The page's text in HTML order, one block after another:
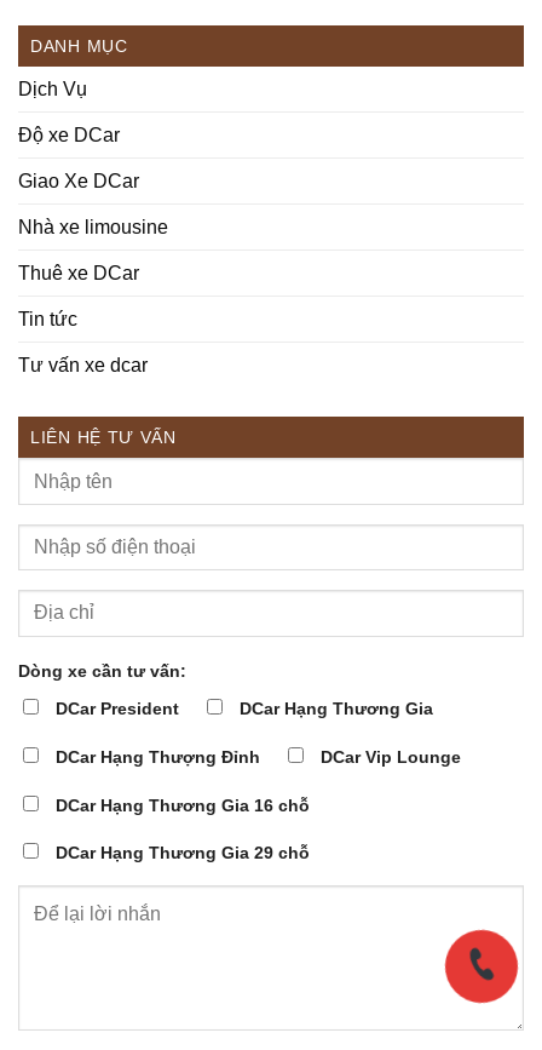
DANH MỤC
Dịch Vụ
Độ xe DCar
Giao Xe DCar
Nhà xe limousine
Thuê xe DCar
Tin tức
Tư vấn xe dcar
LIÊN HỆ TƯ VẤN
Dòng xe cần tư vấn:
DCar President
DCar Hạng Thương Gia
DCar Hạng Thượng Đỉnh DCar Vip Lounge
DCar Hạng Thương Gia 16 chỗ
DCar Hạng Thương Gia 29 chỗ